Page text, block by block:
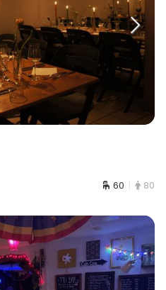
60 80